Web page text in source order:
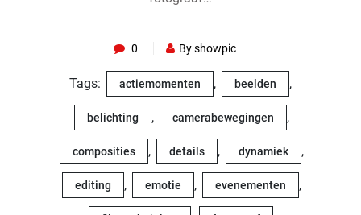
0 By showpic
Tags: actiemomenten , beelden ,
belichting , camerabewegingen ,
composities , details , dynamiek ,
editing , emotie , evenementen ,